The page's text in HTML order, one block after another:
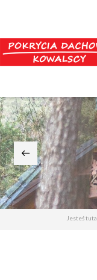
Jesteś